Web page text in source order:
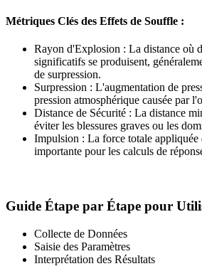
Métriques Clés des Effets de Souffle :
Rayon d'Explosion : La distance où
significatifs se produisent,
de surpression.
Surpression : L'augmentation de
pression atmosphérique causée par
Distance de Sécurité : La distance
éviter les blessures graves ou les
Impulsion : La force totale appliquée
importante pour les calculs de
Guide Étape par Étape pour
Collecte de Données
Saisie des Paramètres
Interprétation des Résultats